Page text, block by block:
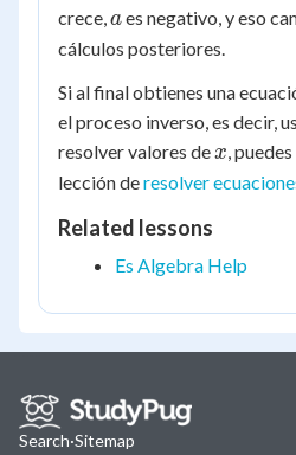
crece, a
aes negativo, y eso
cálculos posteriores.
Si al final obtienes una
el proceso inverso, es decir,
resolver valores de x
x ,
lección deresolver
Related lessons
Es Algebra Help
Search·Sitemap